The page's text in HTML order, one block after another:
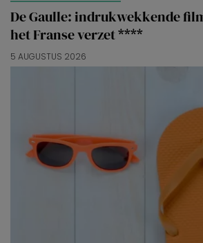
De Gaulle: indrukwekkende
het Franse verzet ****
5 AUGUSTUS 2026